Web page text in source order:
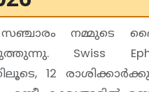
നമ്മുടെ
Swiss
12